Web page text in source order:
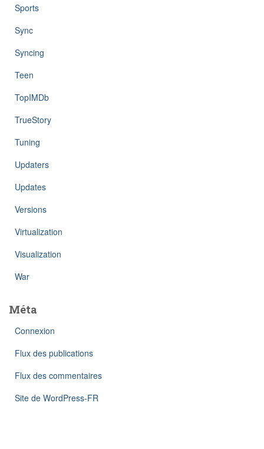
Sports
Sync
Syncing
Teen
TopIMDb
TrueStory
Tuning
Updaters
Updates
Versions
Virtualization
Visualization
War
Méta
Connexion
Flux des publications
Flux des commentaires
Site de WordPress-FR